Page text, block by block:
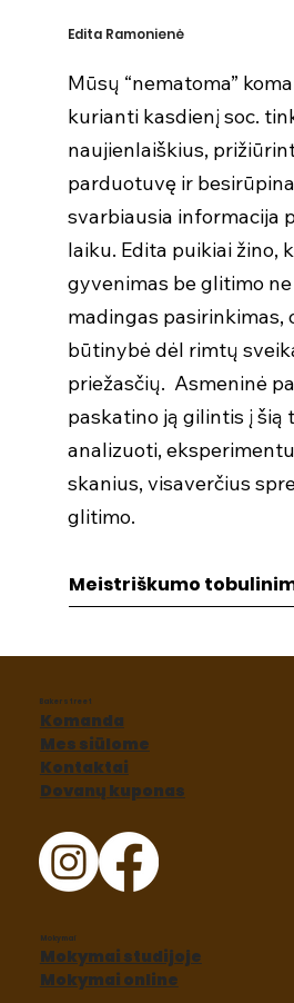
Edita Ramonienė
Mūsų “nematoma”
kurianti kasdienį soc.
naujienlaiškius,
parduotuvę ir
svarbiausia informacija
laiku. Edita puikiai žino,
gyvenimas be glitimo
madingas pasirinkimas,
būtinybė dėl rimtų
priežasčių. Asmeninė
paskatino ją gilintis į šią
analizuoti,
skanius, visaverčius
glitimo.
Meistriškumo
Komanda
Mes siūlome
Kontaktai
Dovanų kuponas
Baker street
Mokymai
Mokymai studijoje
Mokymai online